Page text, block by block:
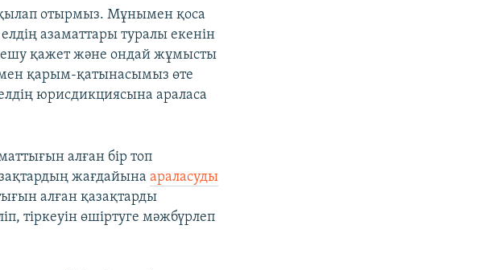
отырмыз. Мұнымен қоса
азаматтары туралы екенін
қажет және ондай жұмысты
қарым-қатынасымыз өте
юрисдикциясына араласа
алған бір топ
жағдайынаараласуды
алған қазақтарды
тіркеуін өшіртуге мәжбүрлеп